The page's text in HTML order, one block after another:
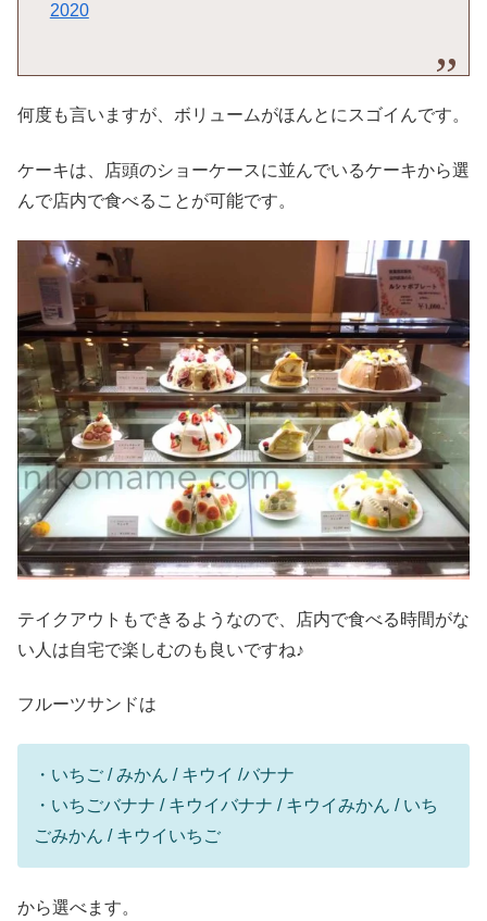
2020
何度も言いますが、ボリュームがほんとにスゴイんです。
ケーキは、店頭のショーケースに並んでいるケーキから選
んで店内で食べることが可能です。
テイクアウトもできるようなので、店内で食べる時間がな
い人は自宅で楽しむのも良いですね♪
フルーツサンドは
・いちご / みかん / キウイ /バナナ
・いちごバナナ / キウイバナナ / キウイみかん / いち
ごみかん / キウイいちご
から選べます。